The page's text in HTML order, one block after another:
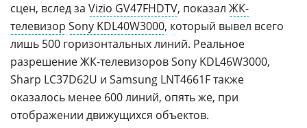
сцен, вслед за Vizio GV47FHDTV, показал ЖК-
телевизор Sony KDL40W3000, который вывел всего
лишь 500 горизонтальных линий. Реальное
разрешение ЖК-телевизоров Sony KDL46W3000,
Sharp LC37D62U и Samsung LNT4661F также
оказалось менее 600 линий, опять же, при
отображении движущихся объектов.